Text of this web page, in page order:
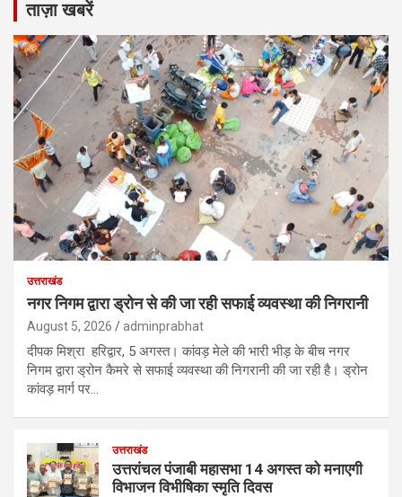
ताज़ा खबरें
उत्तराखंड
नगर निगम द्वारा ड्रोन से की जा रही सफाई व्यवस्था की निगरानी
August 5, 2026 adminprabhat
दीपक मिश्रा हरिद्वार, 5 अगस्त। कांवड़ मेले की भारी भीड़ के बीच नगर
निगम द्वारा ड्रोन कैमरे से सफाई व्यवस्था की निगरानी की जा रही है। ड्रोन
कांवड़ मार्ग पर…
उत्तराखंड
उत्तरांचल पंजाबी महासभा 14 अगस्त को मनाएगी
विभाजन विभीषिका स्मृति दिवस